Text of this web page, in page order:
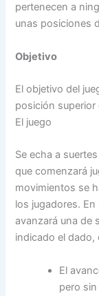
pertenecen a
unas posiciones
Objetivo
El objetivo del
posición superior
El juego
Se echa a
que comenzará
movimientos se
los jugadores.
avanzará una de
indicado el dado,
El
pero